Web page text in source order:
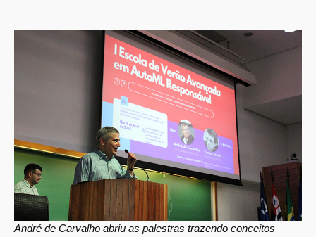
André de Carvalho abriu as palestras trazendo conceitos